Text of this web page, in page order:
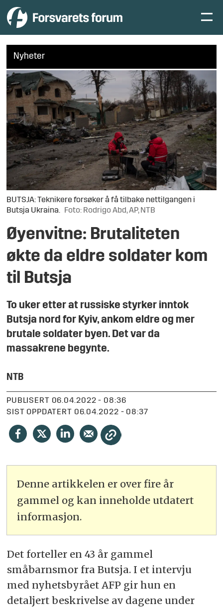
Nyheter
BUTSJA: Teknikere forsøker å få tilbake nettilgangen i
Butsja Ukraina.
Foto: Rodrigo Abd, AP, NTB
Øyenvitne: Brutaliteten
økte da eldre soldater kom
til Butsja
To uker etter at russiske styrker inntok
Butsja nord for Kyiv, ankom eldre og mer
brutale soldater byen. Det var da
massakrene begynte.
NTB
PUBLISERT
06.04.2022 - 08:36
SIST OPPDATERT
06.04.2022 - 08:37
Denne artikkelen er over fire år
gammel og kan inneholde utdatert
informasjon.
Det forteller en 43 år gammel
småbarnsmor fra Butsja. I et intervju
med nyhetsbyrået AFP gir hun en
detaljert beskrivelse av dagene under